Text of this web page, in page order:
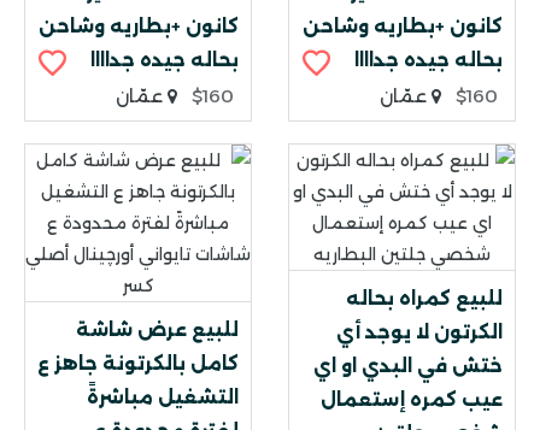
كانون +بطاريه وشاحن
بحاله جيده جداااا
$160
عمّان
كانون +بطاريه وشاحن
بحاله جيده جداااا
$160
عمّان
للبيع كمراه بحاله
الكرتون لا يوجد أي
ختش في البدي او اي
عيب كمره إستعمال
للبيع عرض شاشة
كامل بالكرتونة جاهز ع
التشغيل مباشرةً